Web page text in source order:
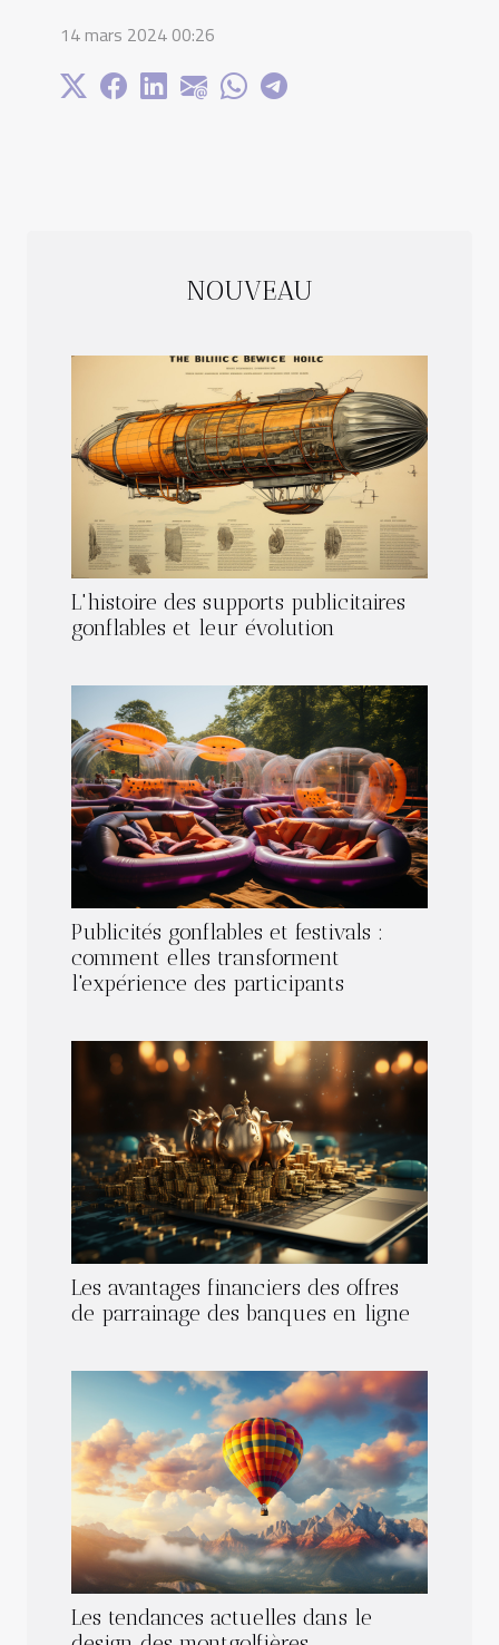
14 mars 2024 00:26
NOUVEAU
L'histoire des supports publicitaires
gonflables et leur évolution
Publicités gonflables et festivals :
comment elles transforment
l'expérience des participants
Les avantages financiers des offres
de parrainage des banques en ligne
Les tendances actuelles dans le